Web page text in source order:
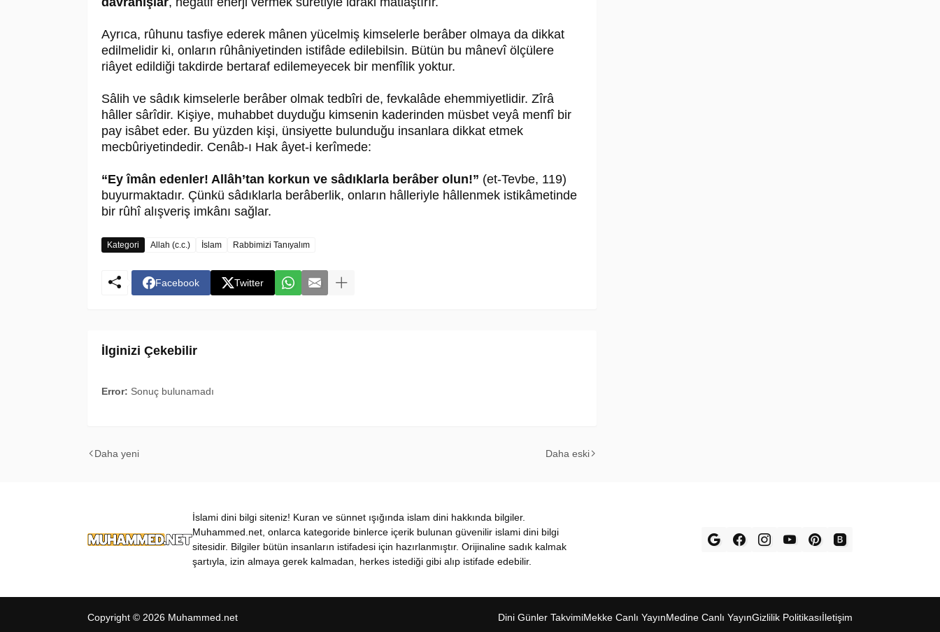
Ayrıca, rûhunu tasfiye ederek mânen yücelmiş kimselerle berâber olmaya da dikkat
edilmelidir ki, onların rûhâniyetinden istifâde edilebilsin. Bütün bu mânevî ölçülere
riâyet edildiği takdirde bertaraf edilemeyecek bir menfîlik yoktur.
Sâlih ve sâdık kimselerle berâber olmak tedbîri de, fevkalâde ehemmiyetlidir. Zîrâ
hâller sârîdir. Kişiye, muhabbet duyduğu kimsenin kaderinden müsbet veyâ menfî bir
pay isâbet eder. Bu yüzden kişi, ünsiyette bulunduğu insanlara dikkat etmek
mecbûriyetindedir. Cenâb-ı Hak âyet-i kerîmede:
“Ey îmân edenler! Allâh’tan korkun ve sâdıklarla berâber olun!” (et-Tevbe, 119)
buyurmaktadır. Çünkü sâdıklarla berâberlik, onların hâlleriyle hâllenmek istikâmetinde
bir rûhî alışveriş imkânı sağlar.
Kategori Allah (c.c.) İslam Rabbimizi Tanıyalım
Facebook Twitter
İlginizi Çekebilir
Error: Sonuç bulunamadı
Daha yeni Daha eski
İslami dini bilgi siteniz! Kuran ve sünnet ışığında islam dini hakkında bilgiler.
Muhammed.net, onlarca kategoride binlerce içerik bulunan güvenilir islami dini bilgi
sitesidir. Bilgiler bütün insanların istifadesi için hazırlanmıştır. Orijinaline sadık kalmak
şartıyla, izin almaya gerek kalmadan, herkes istediği gibi alıp istifade edebilir.
Copyright © 2026 Muhammed.net Dini Günler TakvimiMekke Canl‎ı Yay‎ınMedine Canl‎ı Yayı‎nGizlilik Politikas‎ıİletişim